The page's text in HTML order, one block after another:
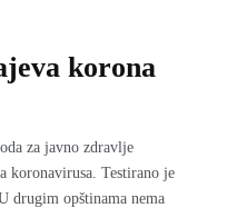
korona
za javno zdravlje
koronavirusa. Testirano je
drugim opštinama nema